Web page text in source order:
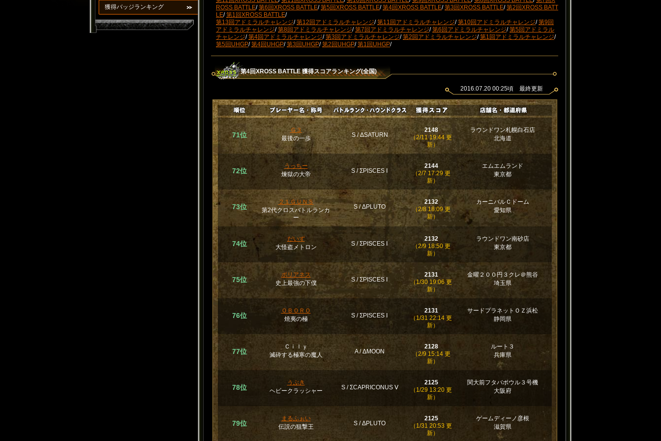
獲得バッジランキング
ROSS BATTLE/第6回XROSS BATTLE/第5回XROSS BATTLE/第4回XROSS BATTLE/第3回XROSS BATTLE/第2回XROSS BATT
LE/第1回XROSS BATTLE/
第13回アドミラルチャレンジ/第12回アドミラルチャレンジ/第11回アドミラルチャレンジ/第10回アドミラルチャレンジ/第9回
アドミラルチャレンジ/第8回アドミラルチャレンジ/第7回アドミラルチャレンジ/第6回アドミラルチャレンジ/第5回アドミラル
チャレンジ/第4回アドミラルチャレンジ/第3回アドミラルチャレンジ/第2回アドミラルチャレンジ/第1回アドミラルチャレンジ/
第5回UHGP/第4回UHGP/第3回UHGP/第2回UHGP/第1回UHGP/
第4回XROSS BATTLE獲得スコアランキング(全国)
2016.07.20 00:25頃 最終更新
71位
Ｇ３
最後の一歩
S / ΔSATURN
2148
（2/11 19:44 更
新）
ラウンドワン札幌白石店
北海道
72位
うっちー
煉獄の大帝
S / ΣPISCES Ⅰ
2144
（2/7 17:29 更
新）
エムエムランド
東京都
73位
２１ＧＵＮＳ
第2代クロスバトルランカ
ー
S / ΔPLUTO
2132
（2/8 18:09 更
新）
カーニバルＣドーム
愛知県
74位
だいず
大怪盗メトロン
S / ΣPISCES Ⅰ
2132
（2/9 18:50 更
新）
ラウンドワン南砂店
東京都
75位
ポリアネス
史上最強の下僕
S / ΣPISCES Ⅰ
2131
（1/30 19:06 更
新）
金曜２００円３クレ＠熊谷
埼玉県
76位
ＯＢＯＲＯ
焼夷の極
S / ΣPISCES Ⅰ
2131
（1/31 22:14 更
新）
サードプラネットＯＺ浜松
静岡県
77位
Ｃｉｌｙ
滅砕する極寒の魔人
A / ΔMOON
2128
（2/9 15:14 更
新）
ルート３
兵庫県
78位
うぶき
ヘビークラッシャー
S / ΣCAPRICONUS Ⅴ
2125
（1/29 13:20 更
新）
関大前フタバボウル３号機
大阪府
79位
まるふぉい
伝説の狙撃王
S / ΔPLUTO
2125
（1/31 20:53 更
新）
ゲームディーノ彦根
滋賀県